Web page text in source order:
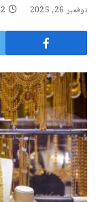
نوفمبر 26, 2025 2 دقائق